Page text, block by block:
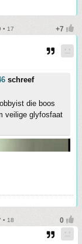
• 17
schreef
die boos
veilige glyfosfaat
• 18